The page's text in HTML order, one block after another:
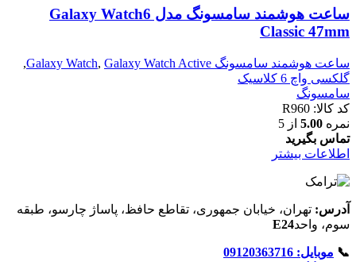
ساعت هوشمند سامسونگ مدل Galaxy Watch6
Classic 47mm
ساعت هوشمند سامسونگ Galaxy Watch , Galaxy Watch Active
,
گلکسی واچ 6 کلاسیک
سامسونگ
کد کالا: R960
نمره 5.00 از 5
تماس بگیرید
اطلاعات بیشتر
آدرس: تهران، خیابان جمهوری، تقاطع حافظ، پاساژ چارسو، طبقه
سوم، واحدE24
📞 موبایل: 09120363716